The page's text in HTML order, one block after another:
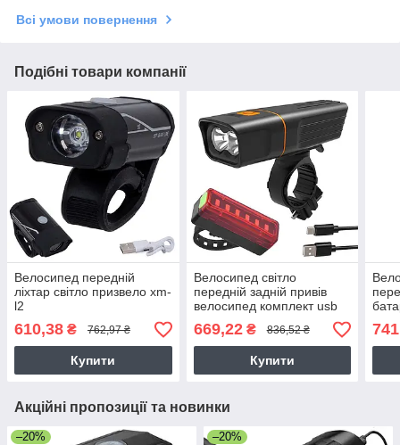
Всі умови повернення
Подібні товари компанії
Велосипед передній
ліхтар світло призвело xm-
l2
610,38 ₴ 762,97 ₴
Купити
Велосипед світло
передній задній привів
велосипед комплект usb
669,22₴ 836,52 ₴
Купити
Акційні пропозиції та новинки
–20% –20%